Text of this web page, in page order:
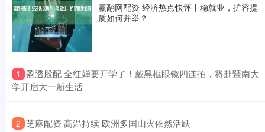
赢翻网配资 经济热点快评丨稳就业，扩容提
质如何并举？
1 ​盈透股配 全红婵要开学了！戴黑框眼镜四连拍，将赴暨南大
学开启大一新生活
2 ​芝麻配资 高温持续 欧洲多国山火依然活跃